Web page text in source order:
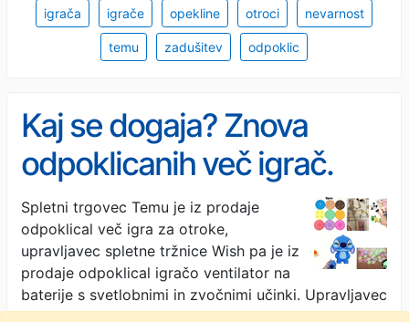
igrača igrače opekline otroci nevarnost
temu zadušitev odpoklic
Kaj se dogaja? Znova
odpoklicanih več igrač.
Povzročijo lahko opekline,
zadušitev.
Spletni trgovec Temu je iz prodaje
odpoklical več igra za otroke,
upravljavec spletne tržnice Wish pa je iz
prodaje odpoklical igračo ventilator na
baterije s svetlobnimi in zvočnimi učinki. Upravljavec
…